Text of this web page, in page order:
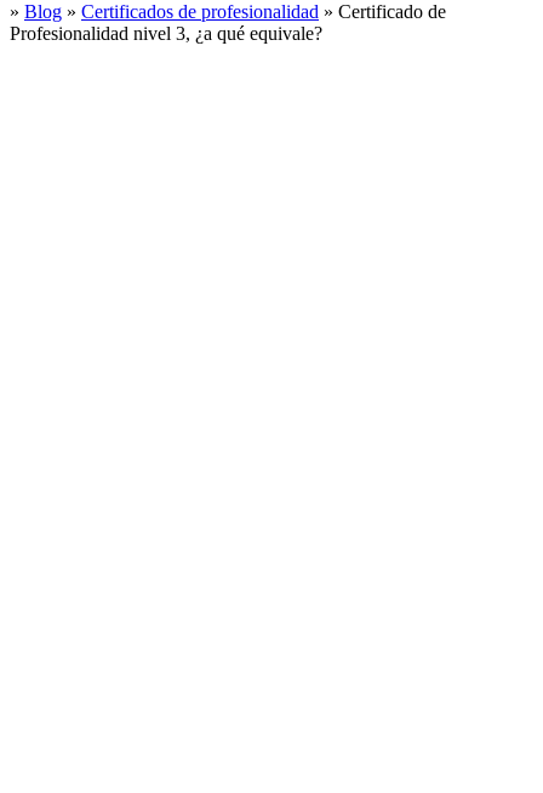
» Blog » Certificados de profesionalidad » Certificado de
Profesionalidad nivel 3, ¿a qué equivale?